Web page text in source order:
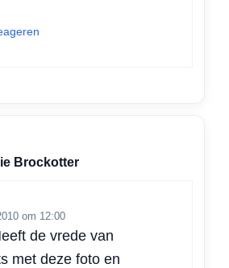
Brockotter
om 12:00
de vrede van
met deze foto en